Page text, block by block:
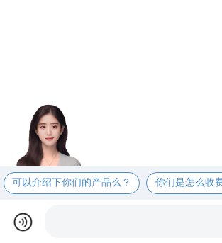
可以介绍下你们的产品么？ 你们是怎么收